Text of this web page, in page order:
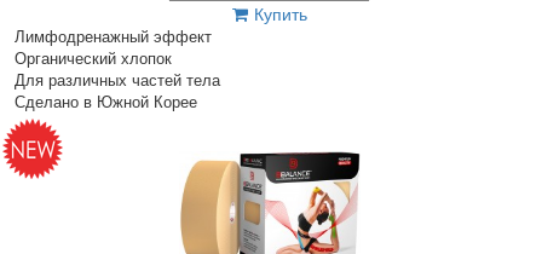
Купить
Лимфодренажный эффект
Органический хлопок
Для различных частей тела
Сделано в Южной Корее